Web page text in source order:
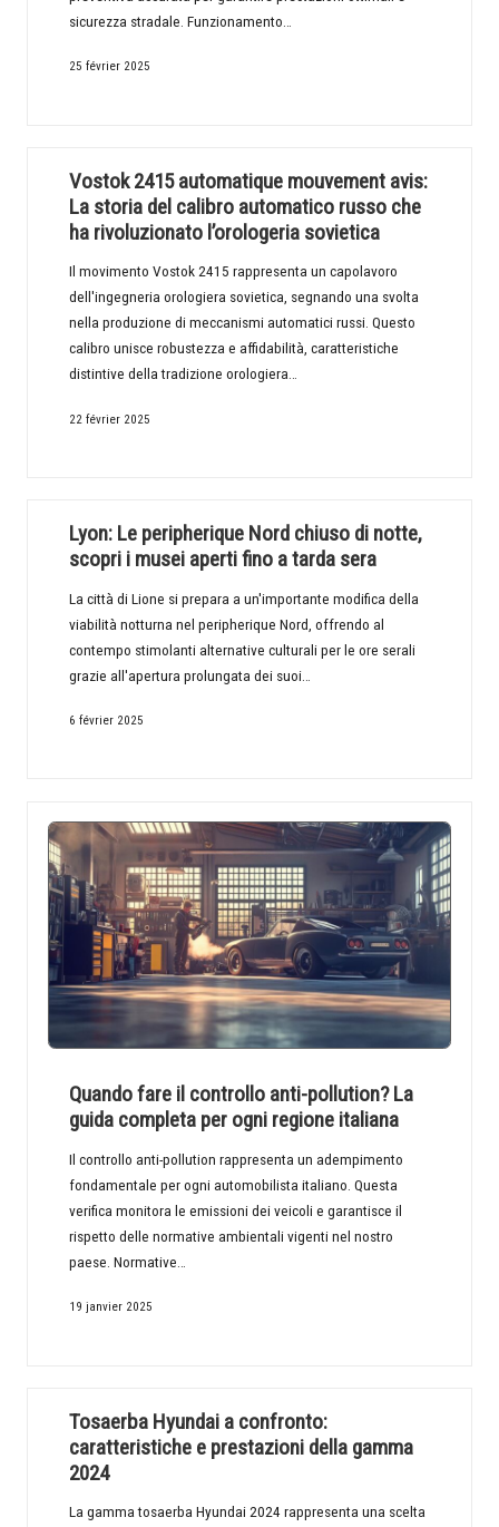
sicurezza stradale. Funzionamento…
25 février 2025
Vostok 2415 automatique mouvement avis:
La storia del calibro automatico russo che
ha rivoluzionato l’orologeria sovietica
Il movimento Vostok 2415 rappresenta un capolavoro
dell'ingegneria orologiera sovietica, segnando una svolta
nella produzione di meccanismi automatici russi. Questo
calibro unisce robustezza e affidabilità, caratteristiche
distintive della tradizione orologiera…
22 février 2025
Lyon: Le peripherique Nord chiuso di notte,
scopri i musei aperti fino a tarda sera
La città di Lione si prepara a un'importante modifica della
viabilità notturna nel peripherique Nord, offrendo al
contempo stimolanti alternative culturali per le ore serali
grazie all'apertura prolungata dei suoi…
6 février 2025
Quando fare il controllo anti-pollution? La
guida completa per ogni regione italiana
Il controllo anti-pollution rappresenta un adempimento
fondamentale per ogni automobilista italiano. Questa
verifica monitora le emissioni dei veicoli e garantisce il
rispetto delle normative ambientali vigenti nel nostro
paese. Normative…
19 janvier 2025
Tosaerba Hyundai a confronto:
caratteristiche e prestazioni della gamma
2024
La gamma tosaerba Hyundai 2024 rappresenta una scelta